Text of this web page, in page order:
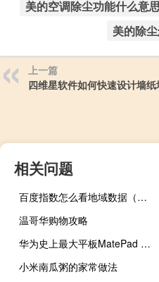
美的空调除尘功能什么意
美的除
上一篇
四维星软件如何快速设计墙纸
相关问题
百度指数怎么看地域数据（百度指数怎么看）
温哥华购物攻略
华为史上最大平板MatePad Pro 13.2官方调价！全系贵500 5699元起
小米南瓜粥的家常做法